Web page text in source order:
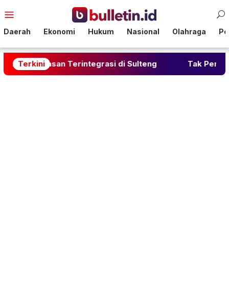
ke
Mobile
Daerah Ekonomi Hukum Nasional Olahraga
Terkini
Terintegrasi di Sulteng Tak Perlu Kopi